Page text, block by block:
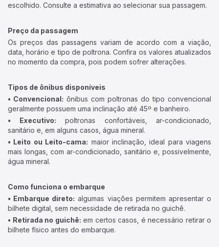
escolhido. Consulte a estimativa ao selecionar sua passagem.
Preço da passagem
Os preços das passagens variam de acordo com a viação,
data, horário e tipo de poltrona. Confira os valores atualizados
no momento da compra, pois podem sofrer alterações.
Tipos de ônibus disponíveis
• Convencional: ônibus com poltronas do tipo convencional
geralmente possuem uma inclinação até 45º e banheiro.
• Executivo: poltronas confortáveis, ar-condicionado,
sanitário e, em alguns casos, água mineral.
• Leito ou Leito-cama: maior inclinação, ideal para viagens
mais longas, com ar-condicionado, sanitário e, possivelmente,
água mineral.
Como funciona o embarque
• Embarque direto: algumas viações permitem apresentar o
bilhete digital, sem necessidade de retirada no guichê.
• Retirada no guichê: em certos casos, é necessário retirar o
bilhete físico antes do embarque.